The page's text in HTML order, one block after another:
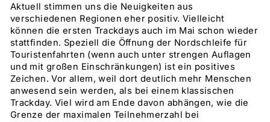
Aktuell stimmen uns die Neuigkeiten aus
verschiedenen Regionen eher positiv. Vielleicht
können die ersten Trackdays auch im Mai schon wieder
stattfinden. Speziell die Öffnung der Nordschleife für
Touristenfahrten (wenn auch unter strengen Auflagen
und mit großen Einschränkungen) ist ein positives
Zeichen. Vor allem, weil dort deutlich mehr Menschen
anwesend sein werden, als bei einem klassischen
Trackday. Viel wird am Ende davon abhängen, wie die
Grenze der maximalen Teilnehmerzahl bei